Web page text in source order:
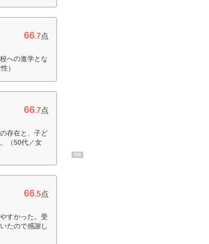
66.7点
への進学とな
）
66.7点
存在と、子ど
（50代／女
66.5点
すかった。受
たので感謝し
PR